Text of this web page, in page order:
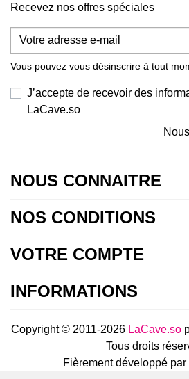
Recevez nos offres spéciales
Vous pouvez vous désinscrire à tout
J’accepte de recevoir des
LaCave.so
NOUS CONNAITRE
NOS CONDITIONS
VOTRE COMPTE
INFORMATIONS
Copyright © 2011-2026 LaCave.so
Tous droits
Fièrement développé par